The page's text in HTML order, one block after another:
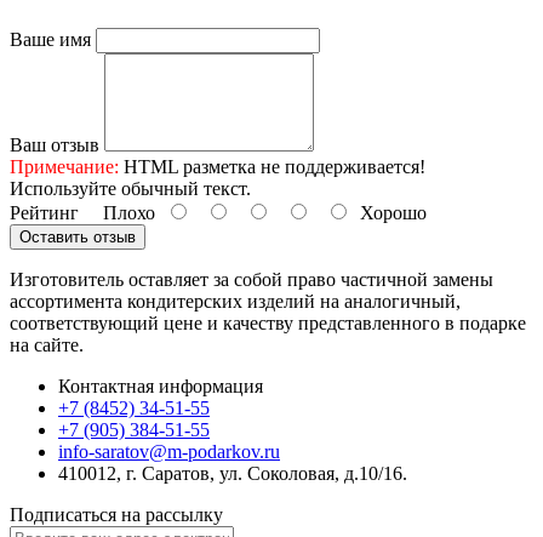
Ваше имя
Ваш отзыв
Примечание: HTML разметка не поддерживается!
Используйте обычный текст.
Рейтинг Плохо Хорошо
Оставить отзыв
Изготовитель оставляет за собой право частичной замены
ассортимента кондитерских изделий на аналогичный,
соответствующий цене и качеству представленного в подарке
на сайте.
Контактная информация
+7 (8452) 34-51-55
+7 (905) 384-51-55
info-saratov@m-podarkov.ru
410012, г. Саратов, ул. Соколовая, д.10/16.
Подписаться на рассылку